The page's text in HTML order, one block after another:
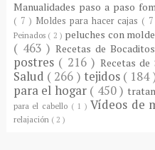
Manualidades paso a paso
( 7 ) Moldes para hacer cajas (
Peinados ( 2 ) peluches con
( 463 )Recetas de
postres ( 216 ) Recetas
Salud ( 266 ) tejidos ( 184
para el hogar ( 450 )
para el cabello ( 1 ) Vídeos de
relajación ( 2 )